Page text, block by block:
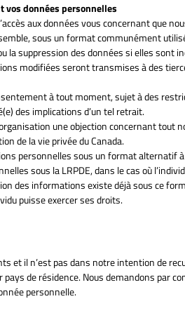
vos données personnelles
aux données vous concernant que
sous un format communément
la suppression des données si elles sont
modifiées seront transmises à des
à tout moment, sujet à des
des implications d’un tel retrait.
une objection concernant tout
de la vie privée du Canada.
personnelles sous un format alternatif
sous la LRPDE, dans le cas où
des informations existe déjà sous ce
puisse exercer ses droits.
et il n’est pas dans notre intention de
de résidence. Nous demandons par
personnelle.